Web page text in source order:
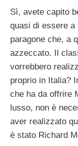
Sì, avete capito
quasi di essere
paragone che, a
azzeccato. Il
vorrebbero
proprio in Italia?
che ha da offrire
lusso, non è
aver realizzato
è stato Richard